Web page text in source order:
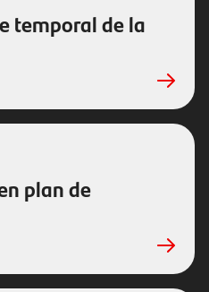
temporal de la
plan de